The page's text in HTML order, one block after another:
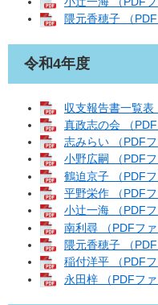
隈元香穂子 （
令和4年度
収支報告書一覧表
真政志の会 （
志みらい （PDF
小野広嗣 （PDFフ
鶴迫京子 （PDFフ
平野栄作 （PDF
小辻一海 （PDFフ
南利尋 （PDFファ
隈元香穂子 （
稲付洋平 （PDF
永田梓 （PDFファ